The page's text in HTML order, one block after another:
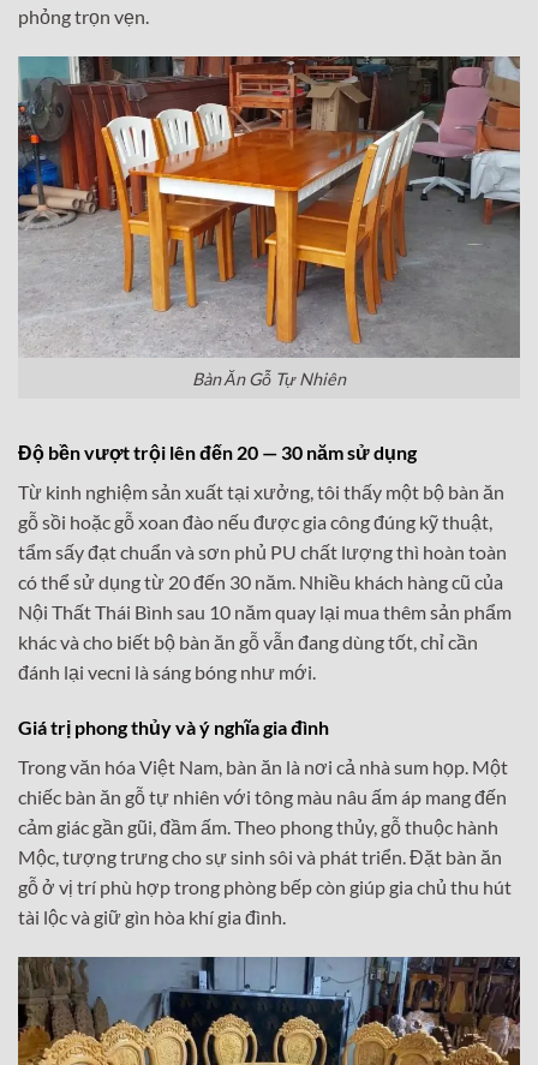
phỏng trọn vẹn.
Bàn Ăn Gỗ Tự Nhiên
Độ bền vượt trội lên đến 20 — 30 năm sử dụng
Từ kinh nghiệm sản xuất tại xưởng, tôi thấy một bộ bàn ăn
gỗ sồi hoặc gỗ xoan đào nếu được gia công đúng kỹ thuật,
tẩm sấy đạt chuẩn và sơn phủ PU chất lượng thì hoàn toàn
có thể sử dụng từ 20 đến 30 năm. Nhiều khách hàng cũ của
Nội Thất Thái Bình sau 10 năm quay lại mua thêm sản phẩm
khác và cho biết bộ bàn ăn gỗ vẫn đang dùng tốt, chỉ cần
đánh lại vecni là sáng bóng như mới.
Giá trị phong thủy và ý nghĩa gia đình
Trong văn hóa Việt Nam, bàn ăn là nơi cả nhà sum họp. Một
chiếc bàn ăn gỗ tự nhiên với tông màu nâu ấm áp mang đến
cảm giác gần gũi, đầm ấm. Theo phong thủy, gỗ thuộc hành
Mộc, tượng trưng cho sự sinh sôi và phát triển. Đặt bàn ăn
gỗ ở vị trí phù hợp trong phòng bếp còn giúp gia chủ thu hút
tài lộc và giữ gìn hòa khí gia đình.